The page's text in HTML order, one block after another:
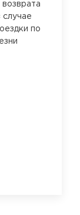
возврата
случае
по